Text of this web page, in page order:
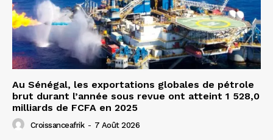
Au Sénégal, les exportations globales de pétrole
brut durant l’année sous revue ont atteint 1 528,0
milliards de FCFA en 2025
Croissanceafrik - 7 Août 2026